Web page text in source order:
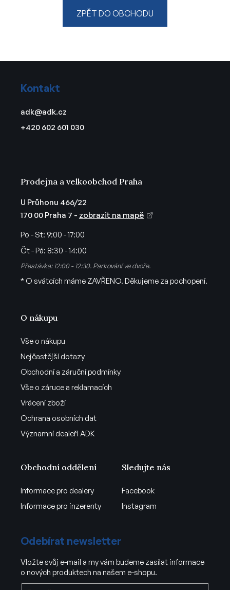
ZPĚT DO OBCHODU
Kontakt
adk@adk.cz
+420 602 601 030
O nákupu
Vše o nákupu
Nejčastější dotazy
Obchodní a záruční podmínky
Vše o záruce a reklamacích
Vrácení zboží
Ochrana osobních dat
Významní dealeři ADK
Prodejna a velkoobchod Praha
U Průhonu 466/22
170 00 Praha 7 - zobrazit na mapě
Po - St: 9:00 - 17:00
Čt - Pá: 8:30 - 14:00
Přestávka: 12:00 - 12:30. Parkování ve dvoře.
* O svátcích máme ZAVŘENO. Děkujeme za pochopení.
Obchodní oddělení
Informace pro dealery
Informace pro inzerenty
Sledujte nás
Facebook
Instagram
Odebírat newsletter
Vložte svůj e-mail a my vám budeme zasílat informace
o nových produktech na našem e-shopu.